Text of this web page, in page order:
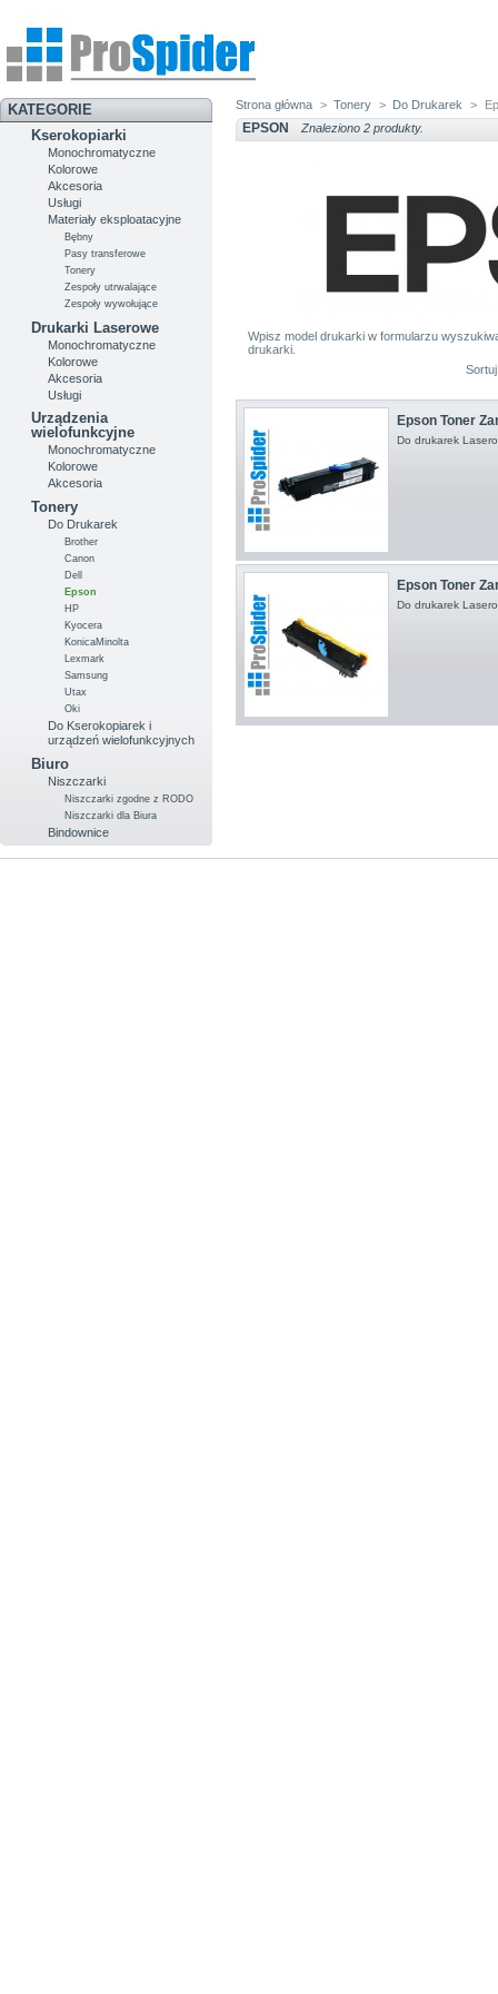
KATEGORIE
Kserokopiarki
Monochromatyczne
Kolorowe
Akcesoria
Usługi
Materiały eksploatacyjne
Bębny
Pasy transferowe
Tonery
Zespoły utrwalające
Zespoły wywołujące
Drukarki Laserowe
Monochromatyczne
Kolorowe
Akcesoria
Usługi
Urządzenia
wielofunkcyjne
Monochromatyczne
Kolorowe
Akcesoria
Tonery
Do Drukarek
Brother
Canon
Dell
Epson
HP
Kyocera
KonicaMinolta
Lexmark
Samsung
Utax
Oki
Do Kserokopiarek i
urządzeń wielofunkcyjnych
Biuro
Niszczarki
Niszczarki zgodne z RODO
Niszczarki dla Biura
Bindownice
Strona główna > Tonery > Do Drukarek >
EPSON Znaleziono 2 produkty.
Wpisz model drukarki w formularzu
drukarki.
Sortuj
Epson Toner
Do drukarek
Epson Toner
Do drukarek